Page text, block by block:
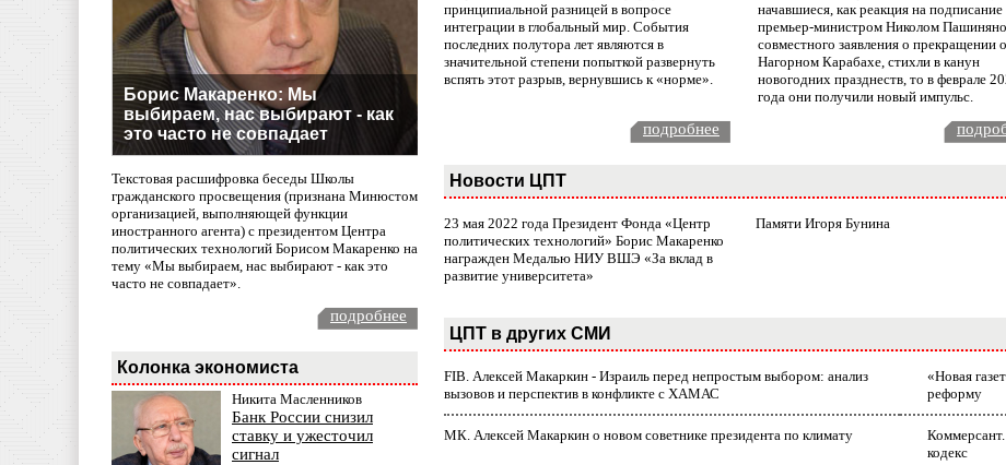
Борис Макаренко: Мы
выбираем, нас выбирают - как
это часто не совпадает
Текстовая расшифровка беседы Школы
гражданского просвещения (признана Минюстом
организацией, выполняющей функции
иностранного агента) с президентом Центра
политических технологий Борисом Макаренко на
тему «Мы выбираем, нас выбирают - как это
часто не совпадает».
подробнее
Колонка экономиста
Никита Масленников
Банк России снизил
ставку и ужесточил
сигнал
принципиальной разницей в вопросе
интеграции в глобальный мир. События
последних полутора лет являются в
значительной степени попыткой развернуть
вспять этот разрыв, вернувшись к «норме».
начавшиеся, как реакция на подписание
премьер-министром Николом
совместного заявления о прекращении
Нагорном Карабахе, стихли в канун
новогодних празднеств, то в феврале
года они получили новый импульс.
подробнее
Новости ЦПТ
23 мая 2022 года Президент Фонда «Центр
политических технологий» Борис Макаренко
награжден Медалью НИУ ВШЭ «За вклад в
развитие университета»
Памяти Игоря Бунина
ЦПТ в других СМИ
FIB. Алексей Макаркин - Израиль перед непростым выбором: анализ
вызовов и перспектив в конфликте с ХАМАС
«Новая
реформу
МК. Алексей Макаркин о новом советнике президента по климату
кодекс